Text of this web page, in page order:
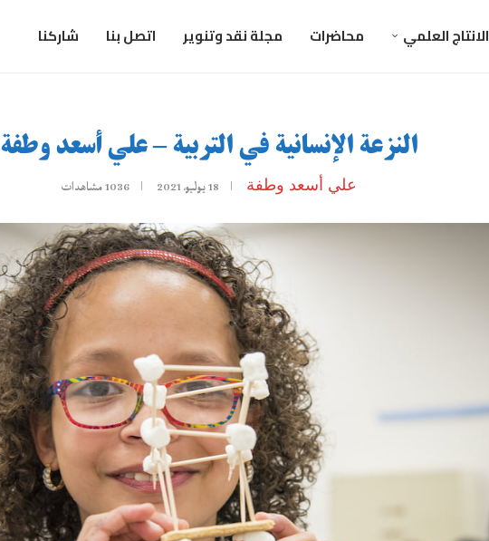
الانتاج العلمي محاضرات مجلة نقد وتنوير اتصل بنا شاركنا
النزعة الإنسانية في التربية – علي أسعد وطفة
علي أسعد وطفة 18 يوليو، 2021 1036 مشاهدات